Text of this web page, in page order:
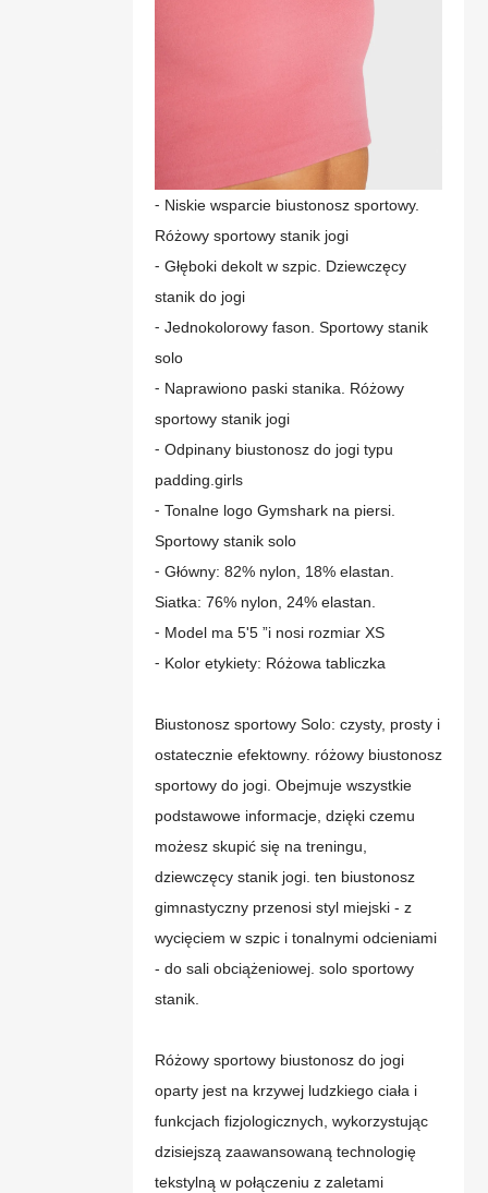
⁃ Niskie wsparcie biustonosz sportowy.
Różowy sportowy stanik jogi
⁃ Głęboki dekolt w szpic. Dziewczęcy
stanik do jogi
⁃ Jednokolorowy fason. Sportowy stanik
solo
⁃ Naprawiono paski stanika. Różowy
sportowy stanik jogi
⁃ Odpinany biustonosz do jogi typu
padding.girls
⁃ Tonalne logo Gymshark na piersi.
Sportowy stanik solo
⁃ Główny: 82% nylon, 18% elastan.
Siatka: 76% nylon, 24% elastan.
⁃ Model ma 5'5 ”i nosi rozmiar XS
⁃ Kolor etykiety: Różowa tabliczka
Biustonosz sportowy Solo: czysty, prosty i
ostatecznie efektowny. różowy biustonosz
sportowy do jogi. Obejmuje wszystkie
podstawowe informacje, dzięki czemu
możesz skupić się na treningu,
dziewczęcy stanik jogi. ten biustonosz
gimnastyczny przenosi styl miejski - z
wycięciem w szpic i tonalnymi odcieniami
- do sali obciążeniowej. solo sportowy
stanik.
Różowy sportowy biustonosz do jogi
oparty jest na krzywej ludzkiego ciała i
funkcjach fizjologicznych, wykorzystując
dzisiejszą zaawansowaną technologię
tekstylną w połączeniu z zaletami